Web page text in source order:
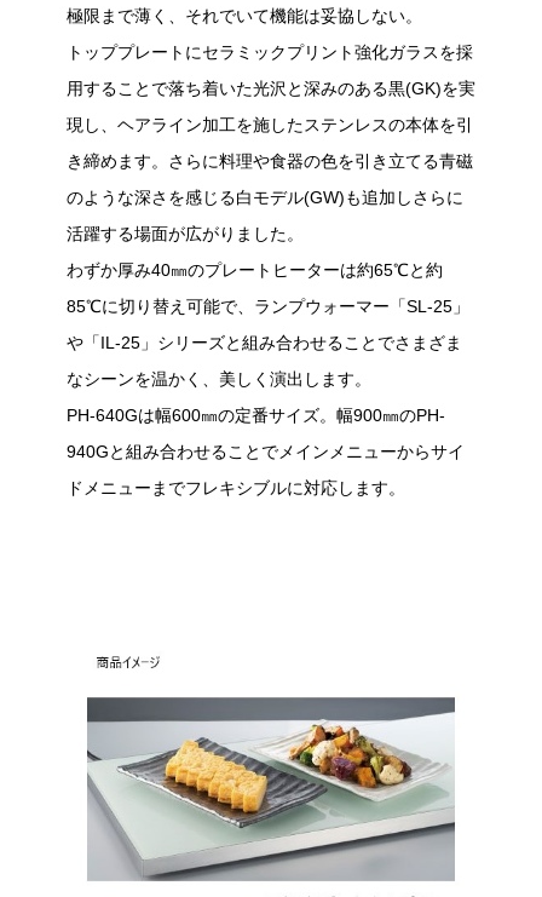
極限まで薄く、それでいて機能は妥協しない。
トッププレートにセラミックプリント強化ガラスを採
用することで落ち着いた光沢と深みのある黒(GK)を実
現し、ヘアライン加工を施したステンレスの本体を引
き締めます。さらに料理や食器の色を引き立てる青磁
のような深さを感じる白モデル(GW)も追加しさらに
活躍する場面が広がりました。
わずか厚み40㎜のプレートヒーターは約65℃と約
85℃に切り替え可能で、ランプウォーマー「SL-25」
や「IL-25」シリーズと組み合わせることでさまざま
なシーンを温かく、美しく演出します。
PH-640Gは幅600㎜の定番サイズ。幅900㎜のPH-
940Gと組み合わせることでメインメニューからサイ
ドメニューまでフレキシブルに対応します。